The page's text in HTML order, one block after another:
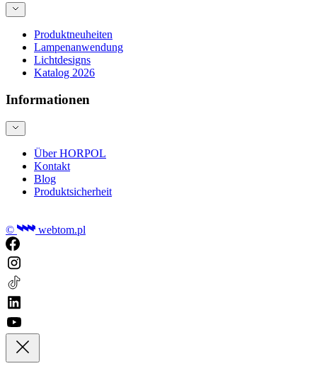
Produktneuheiten
Lampenanwendung
Lichtdesigns
Katalog 2026
Informationen
Über HORPOL
Kontakt
Blog
Produktsicherheit
© webtom.pl